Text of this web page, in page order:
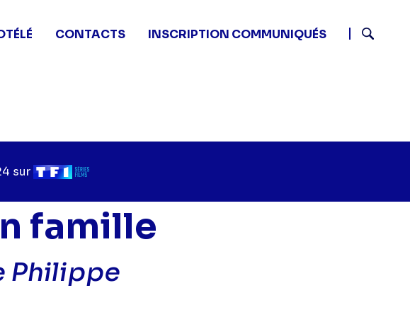
CONTACTS
INSCRIPTION COMMUNIQUÉS
sur Chaîne
diffusion
famille
Philippe